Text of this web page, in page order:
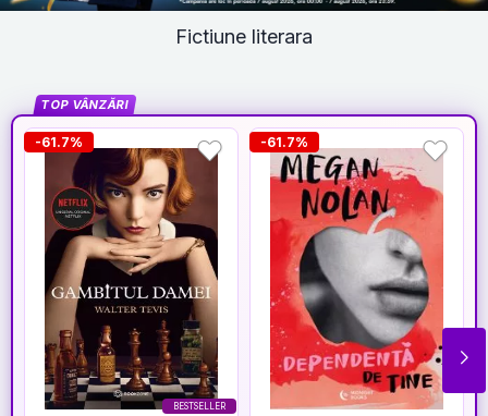
Fictiune literara
TOP VÂNZĂRI
BESTSELLER
-61.7% -61.7%